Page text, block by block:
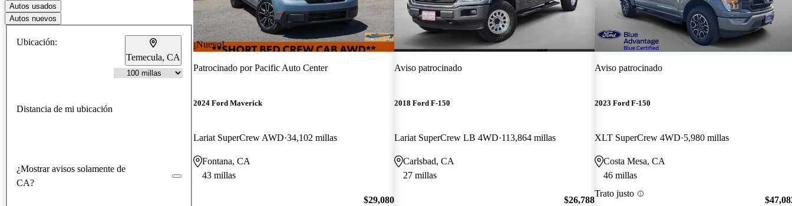
Autos usados
Autos nuevos
Ubicación:
Temecula, CA
Distancia de mi ubicación
¿Mostrar avisos solamente de
CA?
¡Nuevo!
Patrocinado porPacific Auto Center
2024 Ford Maverick
Lariat SuperCrew AWD 34,102 millas
Fontana, CA
43 millas
$29,080
Aviso patrocinado
2018 Ford F-150
Lariat SuperCrew LB 4WD 113,864 millas
Carlsbad, CA
27 millas
$26,788
Aviso patrocinado
2023 Ford F-150
XLT SuperCrew 4WD 5,980 millas
Costa Mesa, CA
46 millas
Trato justo